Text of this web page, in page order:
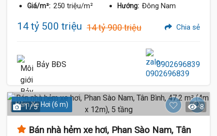
Giá/m²: 250 triệu/m² Hướng: Đông Nam
14 tỷ 500 triệu 14 tỷ 900 triệu Chia sẻ
Bảy BĐS 0902696839
Hẻm Xe Hơi (6 m)
1 / 5 8
Bán nhà hẻm xe hơi, Phan Sào Nam, Tân